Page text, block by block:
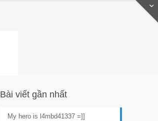
Bài viết gần nhất
My hero is l4mbd41337 =]]